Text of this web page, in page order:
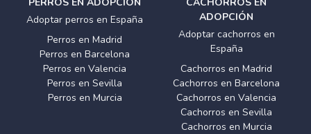
Adoptar perros en España
Perros en Madrid
Perros en Barcelona
Perros en Valencia
Perros en Sevilla
Perros en Murcia
ADOPCIÓN
Adoptar cachorros en
España
Cachorros en Madrid
Cachorros en Barcelona
Cachorros en Valencia
Cachorros en Sevilla
Cachorros en Murcia